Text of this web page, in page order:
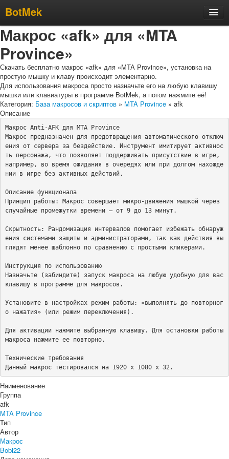
BotMek
Скачать
Обновления
Инструкция
Статьи
Бесплатные макросы
Тарифы
Отзывы
Поддержка
Макрос «afk» для «MTA
Province»
Скачать бесплатно макрос «afk» для «MTA Province», установка на
простую мышку и клаву происходит элементарно.
Для использования макроса просто назначьте его на любую клавишу
мышки или клавиатуры в программе BotMek, а потом нажмите её!
Категория: База макросов и скриптов » MTA Province » afk
Описание
Макрос Anti-AFK для MTA Province
Макрос предназначен для предотвращения автоматического отключ
ения от сервера за бездействие. Инструмент имитирует активнос
ть персонажа, что позволяет поддерживать присутствие в игре,
например, во время ожидания в очередях или при долгом нахожде
нии в игре без активных действий.
Описание функционала
Принцип работы: Макрос совершает микро-движения мышкой через
случайные промежутки времени — от 9 до 13 минут.
Скрытность: Рандомизация интервалов помогает избежать обнаруж
ения системами защиты и администраторами, так как действия вы
глядят менее шаблонно по сравнению с простыми кликерами.
Инструкция по использованию
Назначьте (забиндите) запуск макроса на любую удобную для вас
клавишу в программе для макросов.
Установите в настройках режим работы: «выполнять до повторног
о нажатия» (или режим переключения).
Для активации нажмите выбранную клавишу. Для остановки работы
макроса нажмите ее повторно.
Технические требования
Данный макрос тестировался на 1920 x 1080 x 32.
Наименование
Группа
afk
MTA Province
Тип
Автор
Макрос
Bobi22